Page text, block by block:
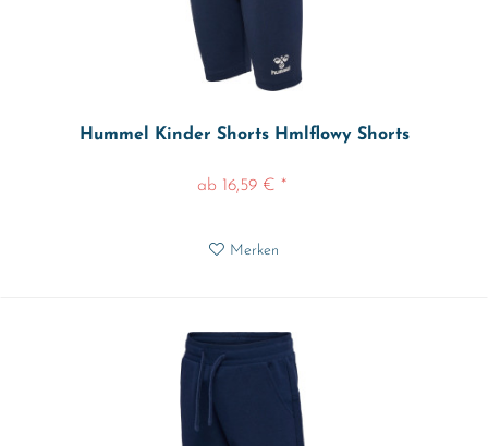
Hummel Kinder Shorts Hmlflowy Shorts
ab 16,59 € *
Merken